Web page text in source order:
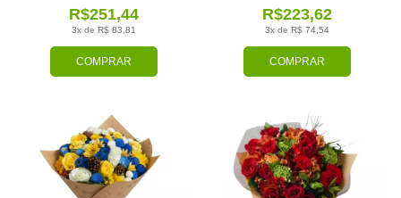
COMPRAR
3x de R$ 83,81
R$251,44
COMPRAR
3x de R$ 74,54
R$223,62